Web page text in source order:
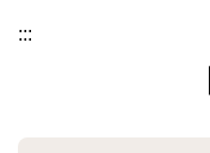
:::